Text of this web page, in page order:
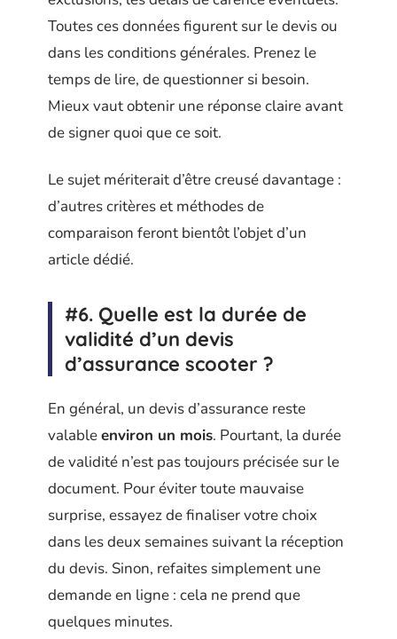
Toutes ces données figurent sur le devis ou
dans les conditions générales. Prenez le
temps de lire, de questionner si besoin.
Mieux vaut obtenir une réponse claire avant
de signer quoi que ce soit.
Le sujet mériterait d’être creusé davantage :
d’autres critères et méthodes de
comparaison feront bientôt l’objet d’un
article dédié.
#6. Quelle est la durée de
validité d’un devis
d’assurance scooter ?
En général, un devis d’assurance reste
valableenviron un mois. Pourtant, la durée
de validité n’est pas toujours précisée sur le
document. Pour éviter toute mauvaise
surprise, essayez de finaliser votre choix
dans les deux semaines suivant la réception
du devis. Sinon, refaites simplement une
demande en ligne : cela ne prend que
quelques minutes.